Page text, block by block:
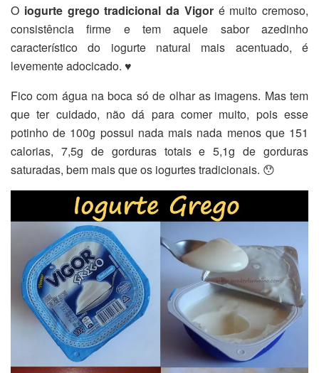
O iogurte grego tradicional da Vigoré muito cremoso,
consistência firme e tem aquele sabor azedinho
característico do iogurte natural mais acentuado, é
levemente adocicado. ♥
Fico com água na boca só de olhar as imagens. Mas tem
que ter cuidado, não dá para comer muito, pois esse
potinho de 100g possui nada mais nada menos que 151
calorias, 7,5g de gorduras totais e 5,1g de gorduras
saturadas, bem mais que os iogurtes tradicionais. 😯